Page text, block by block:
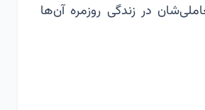
در زندگی روزمره آن‌ها